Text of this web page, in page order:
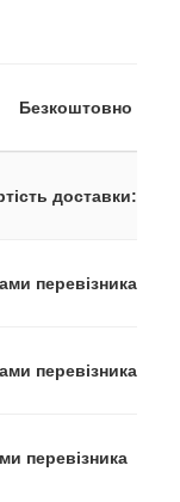
Безкоштовно
доставки:
перевізника
перевізника
перевізника